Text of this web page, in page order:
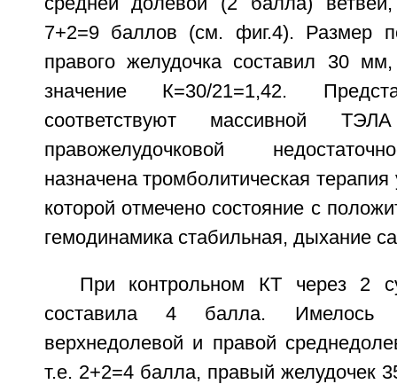
7+2=9 баллов (см. фиг.4). Размер
правого желудочка составил 30
значение К=30/21=1,42.
соответствуют массивной
правожелудочковой
назначена тромболитическая
которой отмечено состояние с
гемодинамика стабильная, дыхание
При контрольном КТ через 2
составила 4 балла. Имелось
верхнедолевой и правой
т.е. 2+2=4 балла, правый желудочек